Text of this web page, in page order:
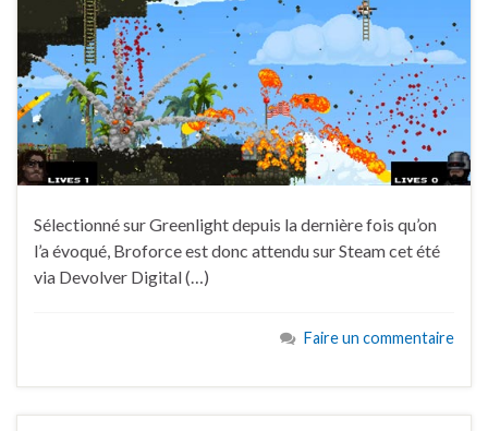
Sélectionné sur Greenlight depuis la dernière fois qu’on
l’a évoqué, Broforce est donc attendu sur Steam cet été
via Devolver Digital (…)
Faire un commentaire